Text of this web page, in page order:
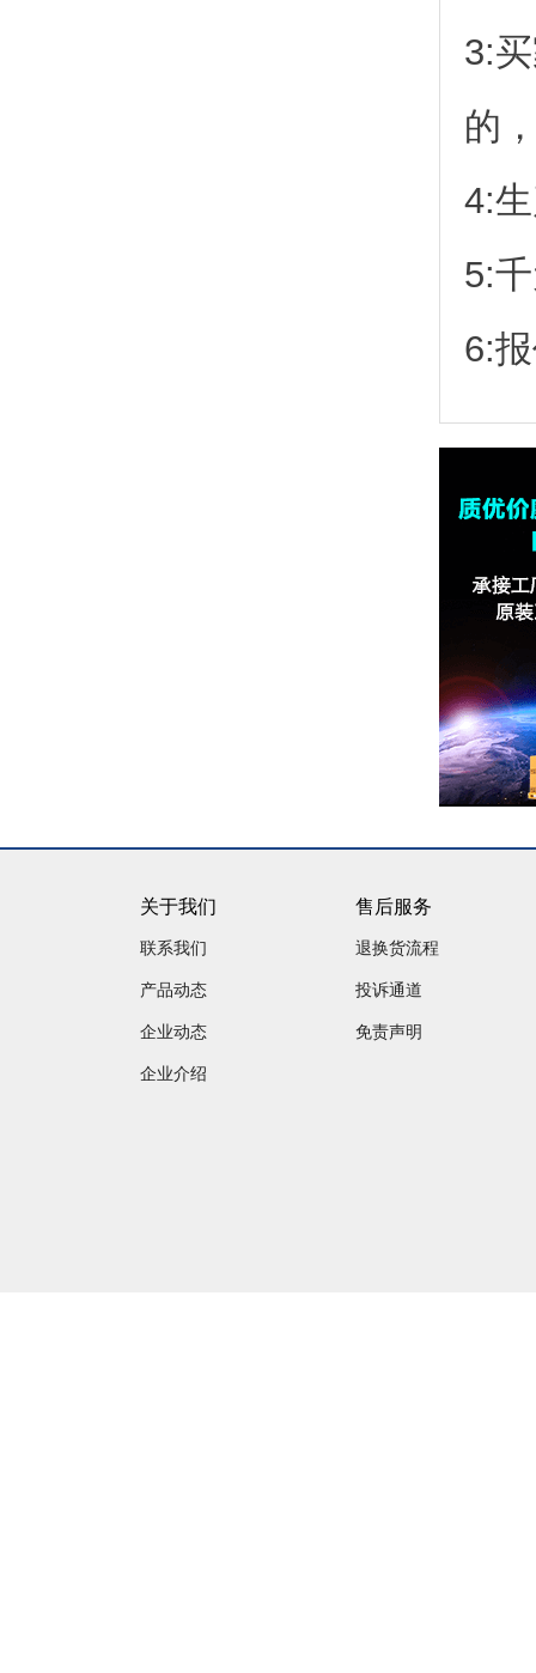
3:
的
4:
5:
6:
关于我们
联系我们
产品动态
企业动态
企业介绍
售后服务
退换货流程
投诉通道
免责声明